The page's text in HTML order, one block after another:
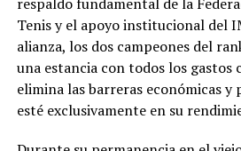
Tenis y el apoyo institucional del
alianza, los dos campeones del
una estancia con todos los gastos
elimina las barreras económicas y
esté exclusivamente en su